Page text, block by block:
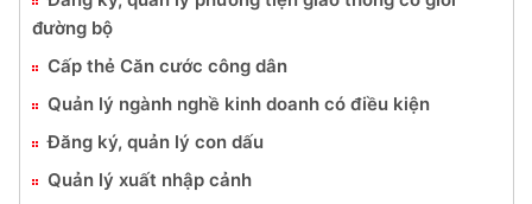
đường bộ
Cấp thẻ Căn cước công dân
Quản lý ngành nghề kinh doanh có điều kiện
Đăng ký, quản lý con dấu
Quản lý xuất nhập cảnh